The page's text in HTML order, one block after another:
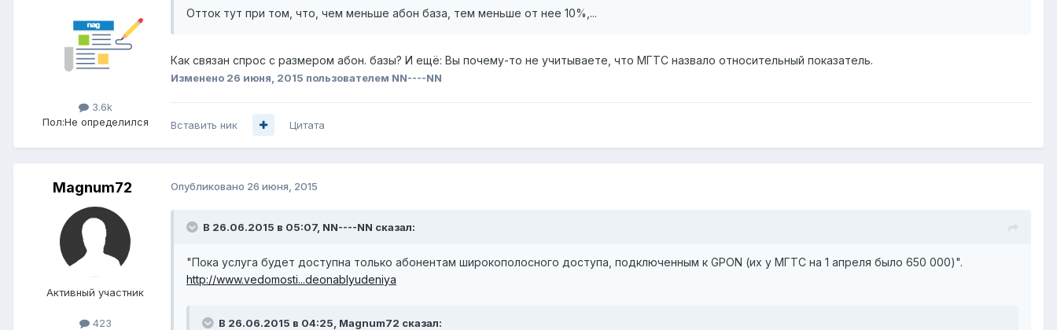
3.6k
Пол:Не определился
Отток тут при том, что, чем меньше абон база, тем меньше от нее 10%,...
Как связан спрос с размером абон. базы? И ещё: Вы почему-то не учитываете, что МГТС назвало относительный показатель.
Изменено 26 июня, 2015 пользователем NN----NN
Вставить ник Цитата
Magnum72
Активный участник
423
Опубликовано 26 июня, 2015
В 26.06.2015 в 05:07, NN----NN сказал:
"Пока услуга будет доступна только абонентам широкополосного доступа, подключенным к GPON (их у МГТС на 1 апреля было 650 000)".
http://www.vedomosti...deonablyudeniya
В 26.06.2015 в 04:25, Magnum72 сказал: